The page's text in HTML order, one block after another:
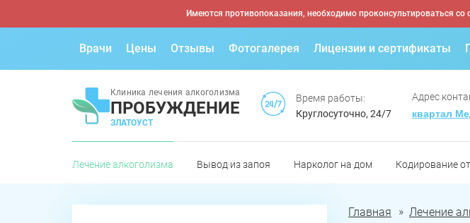
Имеются противопоказания, необходимо проконсультироваться со
Врачи Цены Отзывы Фотогалерея Лицензии и сертификаты
Клиника лечения алкоголизма
ПРОБУЖДЕНИЕ
ЗЛАТОУСТ
Время работы:
Круглосуточно, 24/7
Адрес
квартал
Лечение алкоголизма Вывод из запоя Нарколог на дом Кодирование
Главная Лечение